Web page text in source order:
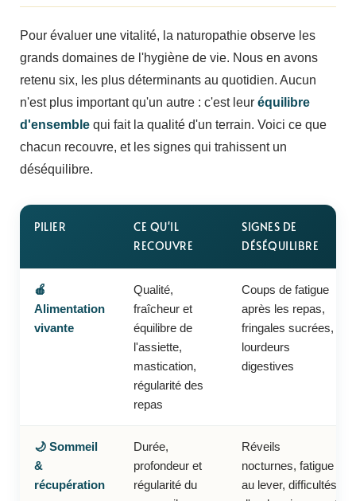
Pour évaluer une vitalité, la naturopathie observe les
grands domaines de l'hygiène de vie. Nous en avons
retenu six, les plus déterminants au quotidien. Aucun
n'est plus important qu'un autre : c'est leur équilibre
d'ensemble qui fait la qualité d'un terrain. Voici ce que
chacun recouvre, et les signes qui trahissent un
déséquilibre.
PILIER
CE QU'IL
RECOUVRE
SIGNES DE
DÉSÉQUILIBRE
🍎
Alimentation
vivante
Qualité,
fraîcheur et
équilibre de
l'assiette,
mastication,
régularité des
repas
Coups de fatigue
après les repas,
fringales sucrées,
lourdeurs
digestives
🌙 Sommeil
&
récupération
Durée,
profondeur et
régularité du
Réveils
nocturnes, fatigue
au lever, difficultés